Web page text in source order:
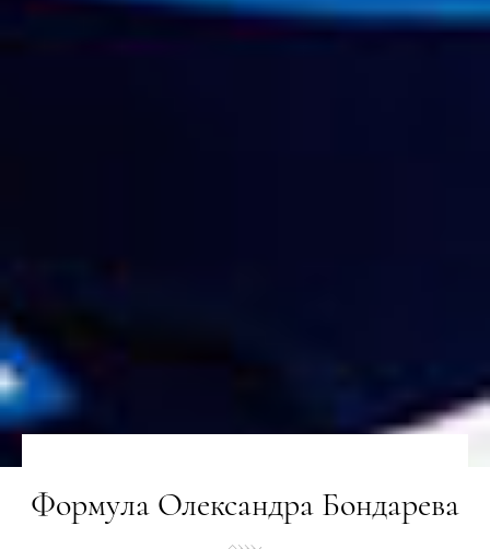
Формула Олександра Бондарева